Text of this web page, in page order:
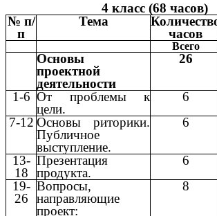
4 класс (68 часов)
№ п/
п
Тема
часов
Всего
Основы
проектной
деятельности
26
1-6 От проблемы к
цели.
6
7-12 Основы риторики.
Публичное
выступление.
6
13-
18
Презентация
продукта.
6
19-
26
Вопросы,
направляющие
проект:
8